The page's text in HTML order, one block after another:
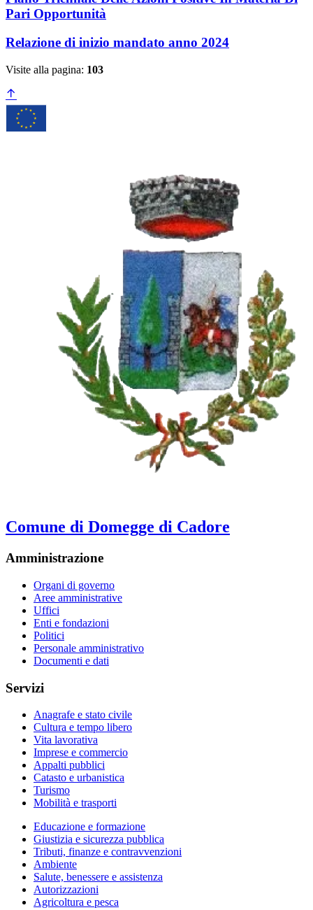
Pari Opportunità
Relazione di inizio mandato anno 2024
Visite alla pagina: 103
Comune di Domegge di Cadore
Amministrazione
Organi di governo
Aree amministrative
Uffici
Enti e fondazioni
Politici
Personale amministrativo
Documenti e dati
Servizi
Anagrafe e stato civile
Cultura e tempo libero
Vita lavorativa
Imprese e commercio
Appalti pubblici
Catasto e urbanistica
Turismo
Mobilità e trasporti
Educazione e formazione
Giustizia e sicurezza pubblica
Tributi, finanze e contravvenzioni
Ambiente
Salute, benessere e assistenza
Autorizzazioni
Agricoltura e pesca